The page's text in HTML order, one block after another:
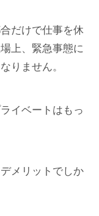
だけで仕事を休
上、緊急事態に
りません。
イベートはもっ
メリットでしか